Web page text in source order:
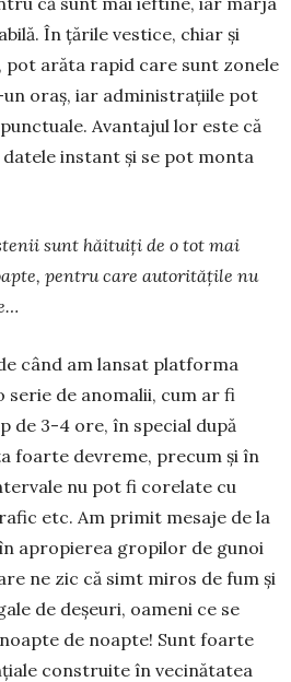
În țările vestice, chiar și
pot arăta rapid care sunt zonele
oraș, iar ad­mi­nistrațiile pot
Avantajul lor este că
instant și se pot monta
sunt hăituiți de o tot mai
pen­tru care autoritățile nu
când am lansat plat­forma
serie de ano­ma­lii, cum ar fi
de 3-4 ore, în special după
foarte devreme, precum și în
nu pot fi corelate cu
etc. Am primit mesaje de la
apropierea gropilor de gu­noi
ne zic că simt miros de fum și
de de­șeuri, oa­meni ce se
de noap­te! Sunt foarte
construite în vecinătatea